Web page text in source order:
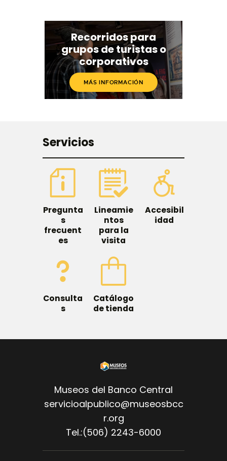
Recorridos para
grupos de turistas o
corporativos​
MÁS INFORMACIÓN
Servicios
Pregunta
s
frecuent
es
Lineamie
ntos
para la
visita
Accesibil
idad
Consulta
s
Catálogo
de tienda
Museos del Banco Central
servicioalpublico@museosbcc
r.org
Tel.:(506) 2243-6000